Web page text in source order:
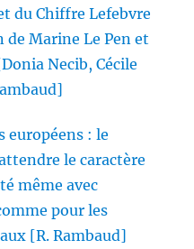
du Chiffre Lefebvre
Marine Le Pen et
Necib, Cécile
européens : le
le caractère
même avec
pour les
[R. Rambaud]